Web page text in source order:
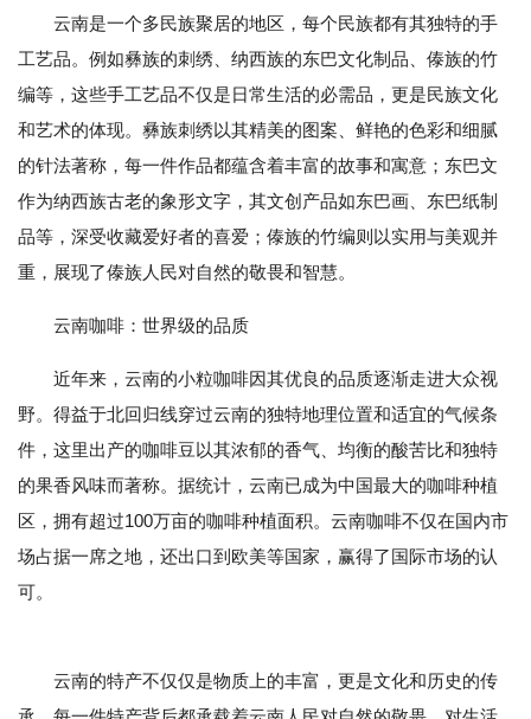
云南是一个多民族聚居的地区，每个民族都有其独特的手
工艺品。例如彝族的刺绣、纳西族的东巴文化制品、傣族的竹
编等，这些手工艺品不仅是日常生活的必需品，更是民族文化
和艺术的体现。彝族刺绣以其精美的图案、鲜艳的色彩和细腻
的针法著称，每一件作品都蕴含着丰富的故事和寓意；东巴文
作为纳西族古老的象形文字，其文创产品如东巴画、东巴纸制
品等，深受收藏爱好者的喜爱；傣族的竹编则以实用与美观并
重，展现了傣族人民对自然的敬畏和智慧。
云南咖啡：世界级的品质
近年来，云南的小粒咖啡因其优良的品质逐渐走进大众视
野。得益于北回归线穿过云南的独特地理位置和适宜的气候条
件，这里出产的咖啡豆以其浓郁的香气、均衡的酸苦比和独特
的果香风味而著称。据统计，云南已成为中国最大的咖啡种植
区，拥有超过100万亩的咖啡种植面积。云南咖啡不仅在国内市
场占据一席之地，还出口到欧美等国家，赢得了国际市场的认
可。
云南的特产不仅仅是物质上的丰富，更是文化和历史的传